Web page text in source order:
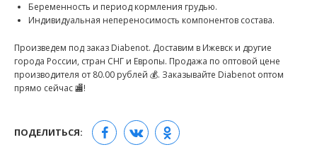
Беременность и период кормления грудью.
Индивидуальная непереносимость компонентов состава.
Произведем под заказ Diabenot. Доставим в Ижевск и другие
города России, стран СНГ и Европы. Продажа по оптовой цене
производителя от 80.00 рублей 💰. Заказывайте Diabenot оптом
прямо сейчас 🏬!
ПОДЕЛИТЬСЯ: